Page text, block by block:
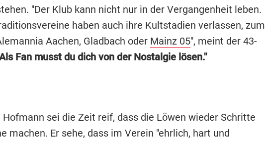
"Der Klub kann nicht nur in der Vergangenheit leben.
haben auch ihre Kultstadien verlassen, zum
Aachen, Gladbach oder Mainz 05", meint der 43-
Fan musst du dich von der Nostalgie lösen."
Hofmann sei die Zeit reif, dass die Löwen wieder Schritte
machen. Er sehe, dass im Verein "ehrlich, hart und